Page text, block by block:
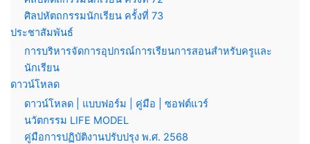
ศิลปหัตถกรรมนักเรียน ครั้งที่ 73
ประชาสัมพันธ์
การบริหารจัดการอุปกรณ์การเรียนการสอนสำหรับครูและ
นักเรียน
ดาวน์โหลด
ดาวน์โหลด | แบบฟอร์ม | คู่มือ | ซอฟต์แวร์
นวัตกรรม LIFE MODEL
คู่มือการปฏิบัติงานปรับปรุง พ.ศ. 2568